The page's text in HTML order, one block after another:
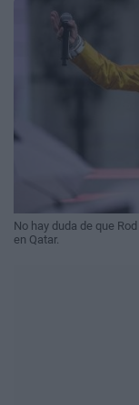
No hay duda de que
en Qatar.